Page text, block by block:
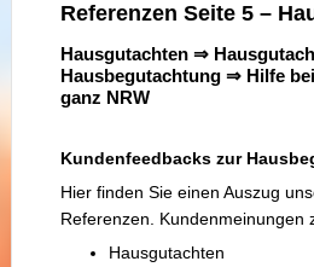
Referenzen Seite 5 –
Hausgutachten ⇒
Hausbegutachtung ⇒ Hilfe
ganz NRW
Kundenfeedbacks zur
Hier finden Sie einen Auszug
Referenzen. Kundenmeinungen
Hausgutachten